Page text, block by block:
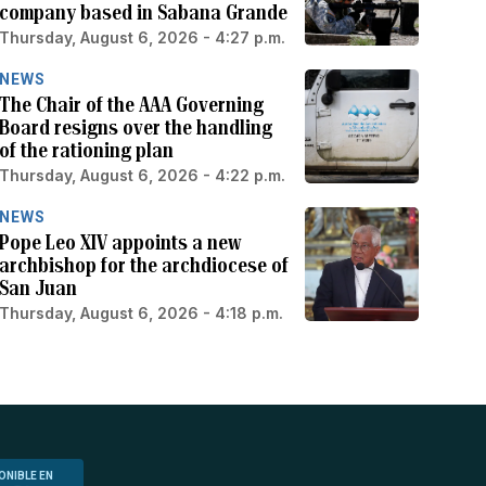
company based in Sabana Grande
Thursday, August 6, 2026 - 4:27 p.m.
NEWS
The Chair of the AAA Governing
Board resigns over the handling
of the rationing plan
Thursday, August 6, 2026 - 4:22 p.m.
NEWS
Pope Leo XIV appoints a new
archbishop for the archdiocese of
San Juan
Thursday, August 6, 2026 - 4:18 p.m.
EN